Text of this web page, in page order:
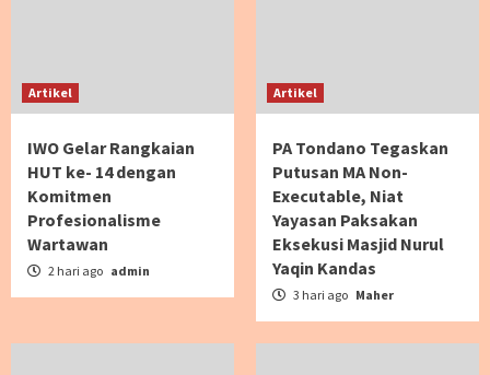
Artikel
IWO Gelar Rangkaian
HUT ke- 14 dengan
Komitmen
Profesionalisme
Wartawan
2 hari ago admin
Artikel
PA Tondano Tegaskan
Putusan MA Non-
Executable, Niat
Yayasan Paksakan
Eksekusi Masjid Nurul
Yaqin Kandas
3 hari ago Maher